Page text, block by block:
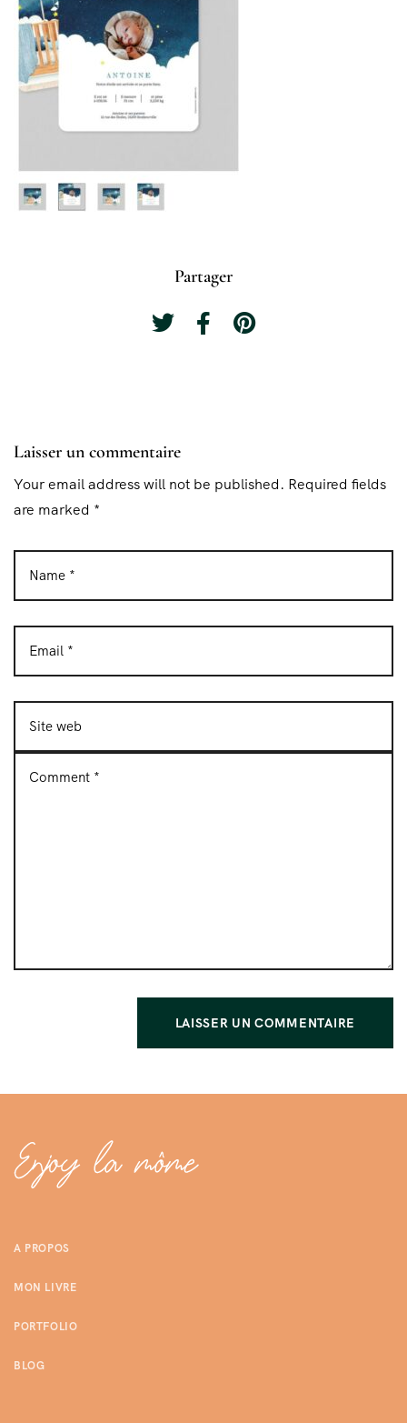
Partager
Laisser un commentaire
Your email address will not be published. Required fields
are marked *
A PROPOS
MON LIVRE
PORTFOLIO
BLOG